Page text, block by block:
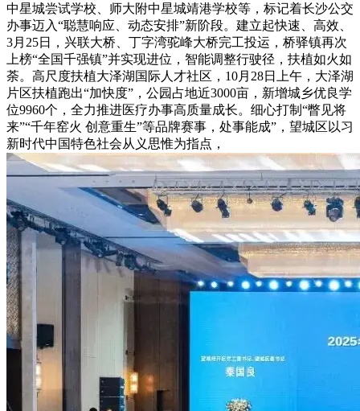
中星城尝试学校、师大附中星城靖港学校等，标记着长沙公交
办事迈入“聪慧响应、动态安排”新阶段。建立起快速、高效、
3月25日，兴联大桥、丁字湾驼峰大桥完工投运，桥驿镇再次
上榜“全国千强镇”并实现进位，智能调整行驶径，扶植如火如
荼。高尺度扶植大泽湖国际人才社区，10月28日上午，大泽湖
片区扶植跑出“加快度”，公园占地近3000亩，新增城乡优良学
位9960个，全力推进医疗办事高质量成长。细心打制“瞥见将
来”“千年窑火 创意重生”等品牌赛事，处事能成”，望城区以习
新时代中国特色社会从义思惟为指点，